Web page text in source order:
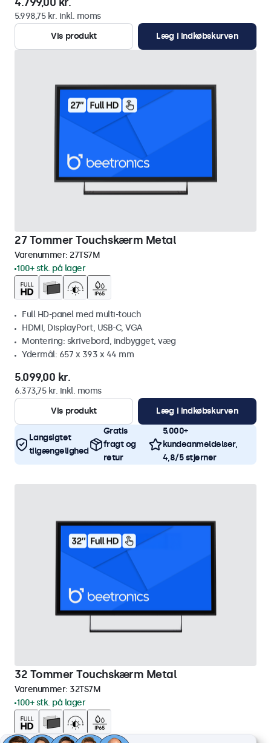
5.998,75 kr. inkl. moms
Vis produkt
Læg i indkøbskurven
27 Tommer Touchskærm Metal
Varenummer: 27TS7M
100+ stk. på lager
Full HD-panel med multi-touch
HDMI, DisplayPort, USB-C, VGA
Montering: skrivebord, indbygget, væg
Ydermål: 657 x 393 x 44 mm
5.099,00 kr.
6.373,75 kr. inkl. moms
Vis produkt
Læg i indkøbskurven
Langsigtet
tilgængelighed
Gratis
fragt og
retur
5.000+
kundeanmeldelser,
4,8/5 stjerner
32 Tommer Touchskærm Metal
Varenummer: 32TS7M
100+ stk. på lager